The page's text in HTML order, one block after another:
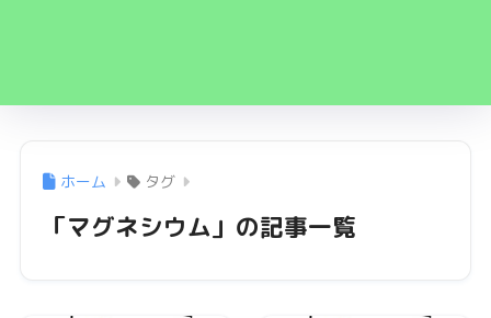
ホーム タグ
「マグネシウム」の記事一覧